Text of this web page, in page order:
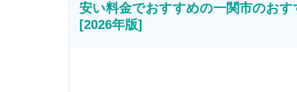
安い料金でおすすめの一関市のお
[2026年版]